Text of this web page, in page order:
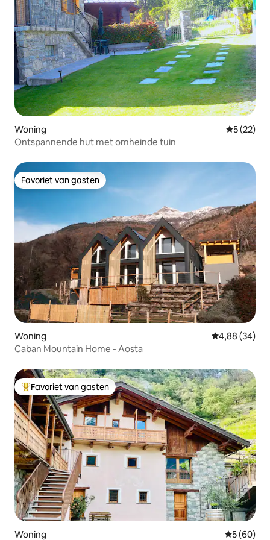
Woning
5 (22)
Ontspannende hut met omheinde tuin
Favoriet van gasten
Favoriet van gasten
Woning Gemiddelde
4,88 (34)
Caban Mountain Home - Aosta
Topfavoriet van gasten
Favoriet van gasten
Woning 5 (60)